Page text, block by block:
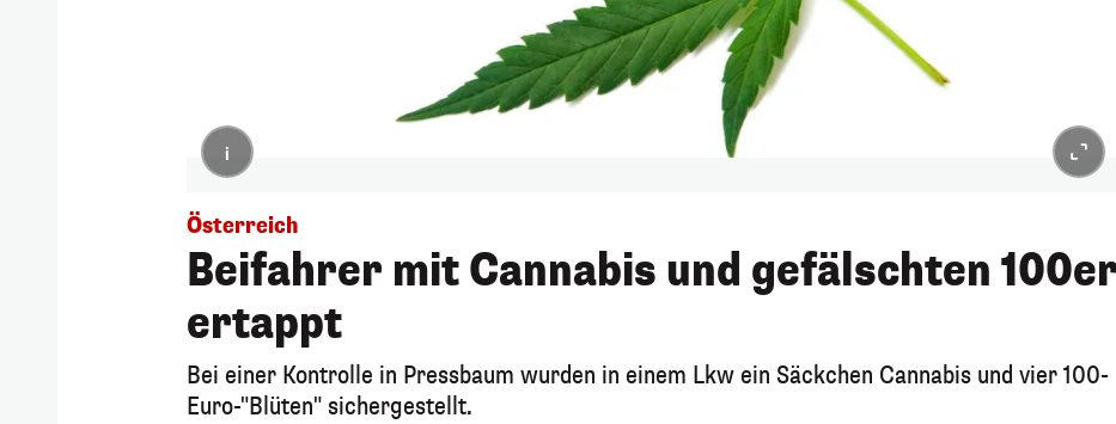
i
Österreich
Beifahrer mit Cannabis und gefälschten 100er
ertappt
Bei einer Kontrolle in Pressbaum wurden in einem Lkw ein Säckchen Cannabis und vier 100-
Euro-"Blüten" sichergestellt.